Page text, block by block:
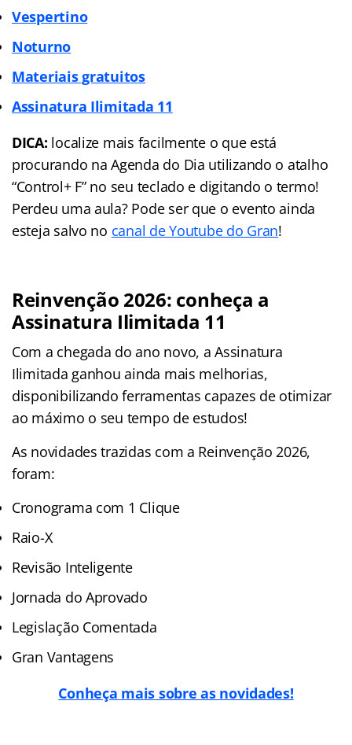
Vespertino
Noturno
Materiais gratuitos
Assinatura Ilimitada 11
DICA: localize mais facilmente o que está
procurando na Agenda do Dia utilizando o atalho
“Control+ F” no seu teclado e digitando o termo!
Perdeu uma aula? Pode ser que o evento ainda
esteja salvo no canal de Youtube do Gran!
Reinvenção 2026: conheça a
Assinatura Ilimitada 11
Com a chegada do ano novo, a Assinatura
Ilimitada ganhou ainda mais melhorias,
disponibilizando ferramentas capazes de otimizar
ao máximo o seu tempo de estudos!
As novidades trazidas com a Reinvenção 2026,
foram:
Cronograma com 1 Clique
Raio-X
Revisão Inteligente
Jornada do Aprovado
Legislação Comentada
Gran Vantagens
Conheça mais sobre as novidades!